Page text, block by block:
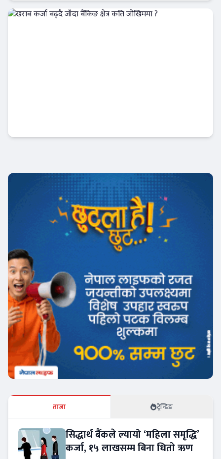
आजको विशेष
ताजा ट्रेन्डिङ
सिद्धार्थ बैंकले ल्यायो ‘महिला समृद्धि’
कर्जा, १५ लाखसम्म बिना धितो ऋण